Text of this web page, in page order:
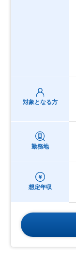
対象となる方
勤務地
想定年収